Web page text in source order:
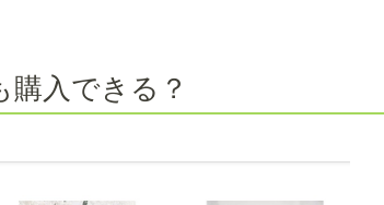
入できる？